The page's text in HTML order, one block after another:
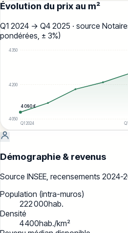
Évolution du prix au m²
Q1 2024 → Q4 2025 · source
pondérées, ± 3%)
4 350
4 200
4 050
4 080€
Q1 2024
Démographie & revenus
Source INSEE, recensements 2024-
Population (intra-muros)
222 000hab.
Densité
4 400hab./km²